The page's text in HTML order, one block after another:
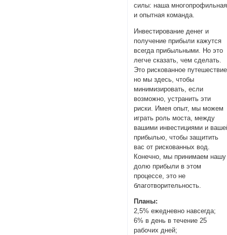
силы: наша многопрофильная
и опытная команда.
Инвестирование денег и
получение прибыли кажутся
всегда прибыльными. Но это
легче сказать, чем сделать.
Это рискованное
но мы здесь, чтобы
минимизировать, если
возможно, устранить эти
риски. Имея опыт, мы можем
играть роль моста, между
вашими инвестициями и
прибылью, чтобы защитить
вас от рискованных вод.
Конечно, мы принимаем нашу
долю прибыли в этом
процессе, это не
благотворительность.
Планы:
2,5% ежедневно навсегда;
6% в день в течение 25
рабочих дней;